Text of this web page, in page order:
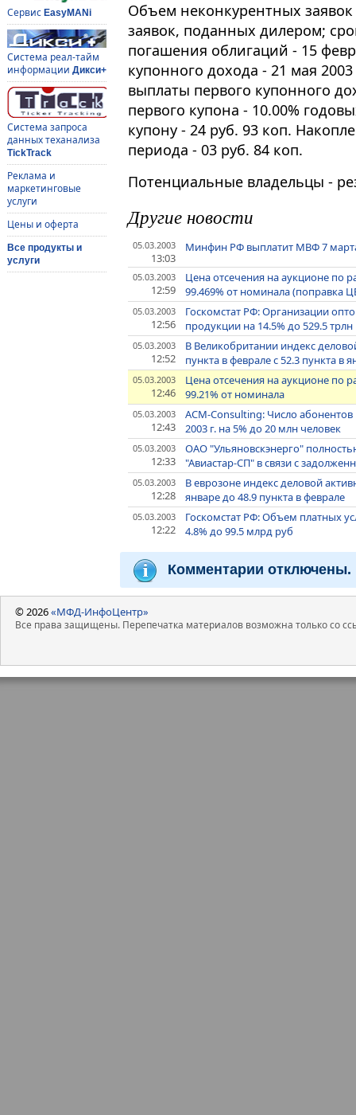
Сервис EasyMANi
Система реал-тайм
информации Дикси+
Система запроса
данных теханализа
TickTrack
Реклама и
маркетинговые
услуги
Цены и оферта
Все продукты и
услуги
Объем неконкурентных
заявок, поданных дилером;
погашения облигаций - 15
купонного дохода - 21 мая
выплаты первого купонного
первого купона - 10.00%
купону - 24 руб. 93 коп.
периода - 03 руб. 84 коп.
Потенциальные владельцы -
Другие новости
05.03.2003
13:03
Минфин РФ выплатит МВФ 7
05.03.2003
12:59
Цена отсечения на аукционе по
99.469% от номинала (поправка
05.03.2003
12:56
Госкомстат РФ: Организации
продукции на 14.5% до 529.5
05.03.2003
12:52
В Великобритании индекс
пункта в феврале с 52.3 пункта в
05.03.2003
12:46
Цена отсечения на аукционе по
99.21% от номинала
05.03.2003
12:43
ACM-Consulting: Число
2003 г. на 5% до 20 млн человек
05.03.2003
12:33
ОАО "Ульяновскэнерго"
"Авиастар-СП" в связи с
05.03.2003
12:28
В еврозоне индекс деловой
январе до 48.9 пункта в феврале
05.03.2003
12:22
Госкомстат РФ: Объем платных
4.8% до 99.5 млрд руб
Комментарии отключены.
© 2026«МФД-ИнфоЦентр»
Все права защищены. Перепечатка материалов возможна только со